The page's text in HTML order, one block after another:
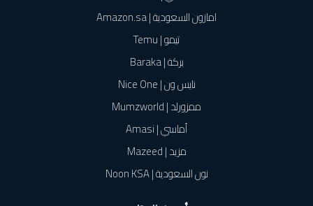
امازون السعودية | Amazon.sa
تيمو | Temu
بركة | Baraka
نايس ون | Nice One
ممزورلد | Mumzworld
أماسي | Amasi
مزيد | Mazeed
نون السعودية | Noon KSA